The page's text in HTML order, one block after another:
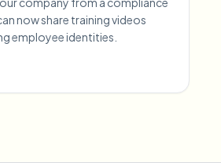
now share training videos
employee identities.